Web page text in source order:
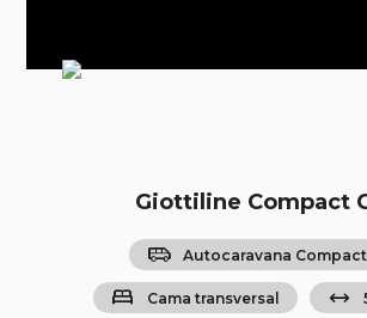
Giottiline Compact
airport_shuttle Autocaravana
bed Cama transversal arrow_range